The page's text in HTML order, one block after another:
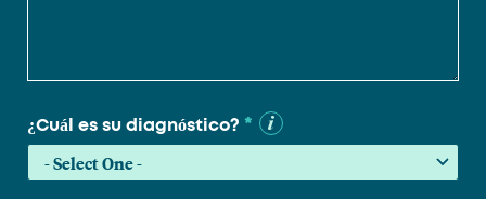
¿Cuál es su diagnóstico? *